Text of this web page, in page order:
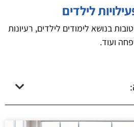
לילדים
בנושא לימודים לילדים, רעיונות
ועוד.